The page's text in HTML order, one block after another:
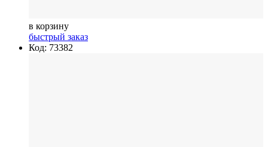
в корзину
быстрый заказ
Код: 73382